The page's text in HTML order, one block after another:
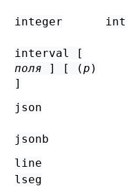
integer int
interval [
поля ] [ (p )
]
json
jsonb
line
lseg